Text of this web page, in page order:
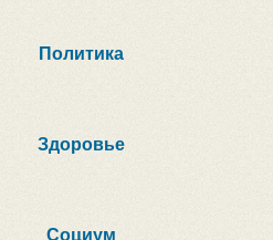
Политика
Здоровье
Социум